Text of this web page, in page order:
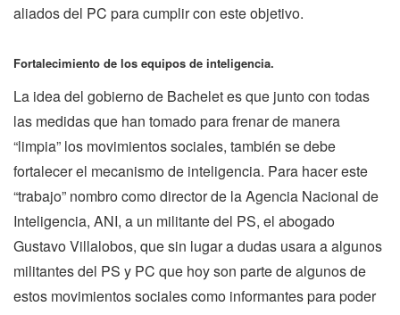
aliados del PC para cumplir con este objetivo.
Fortalecimiento de los equipos de inteligencia.
La idea del gobierno de Bachelet es que junto con todas
las medidas que han tomado para frenar de manera
“limpia” los movimientos sociales, también se debe
fortalecer el mecanismo de inteligencia. Para hacer este
“trabajo” nombro como director de la Agencia Nacional de
Inteligencia, ANI, a un militante del PS, el abogado
Gustavo Villalobos, que sin lugar a dudas usara a algunos
militantes del PS y PC que hoy son parte de algunos de
estos movimientos sociales como informantes para poder